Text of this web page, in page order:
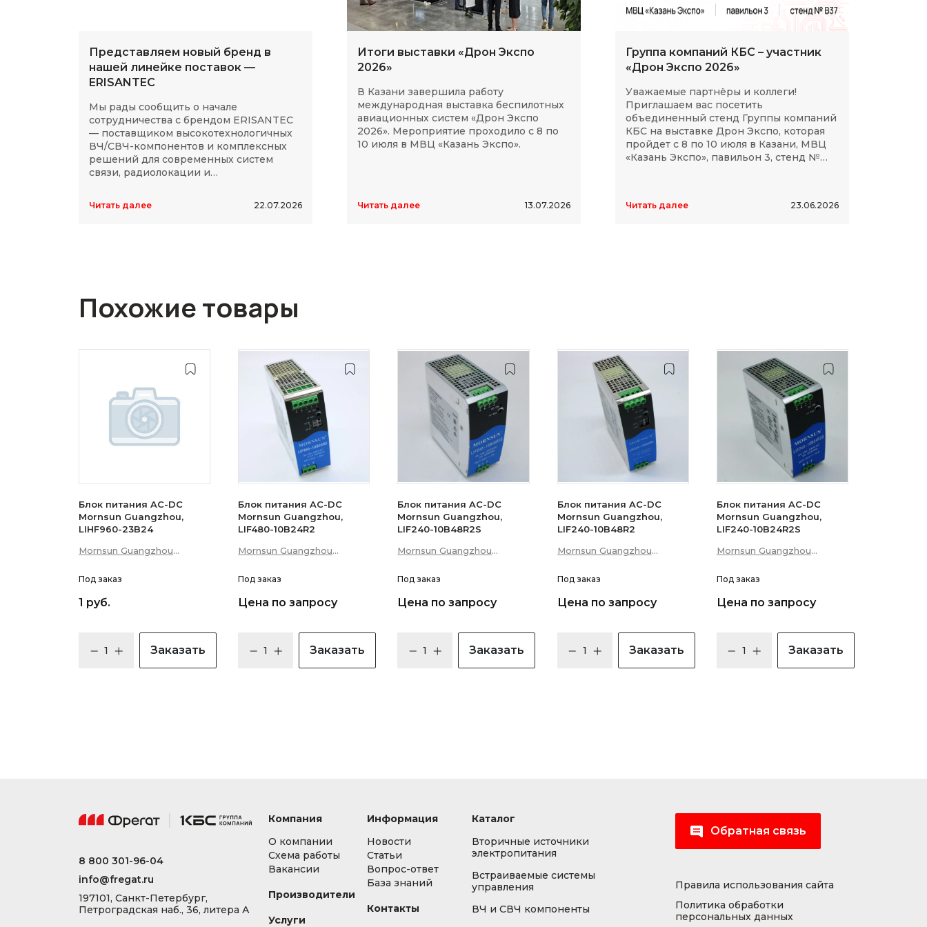
Представляем новый бренд в
нашей линейке поставок —
ERISANTEC
Мы рады сообщить о начале
сотрудничества с брендом ERISANTEC
— поставщиком высокотехнологичных
ВЧ/СВЧ-компонентов и комплексных
решений для современных систем
связи, радиолокации и
Читать далее 22.07.2026
Итоги выставки «Дрон Экспо
2026»
В Казани завершила работу
международная выставка беспилотных
авиационных систем «Дрон Экспо
2026». Мероприятие проходило с 8 по
10 июля в МВЦ «Казань Экспо».
Читать далее 13.07.2026
Группа компаний КБС – участник
«Дрон Экспо 2026»
Уважаемые партнёры и коллеги!
Приглашаем вас посетить
объединенный стенд Группы компаний
КБС на выставке Дрон Экспо, которая
пройдет с 8 по 10 июля в Казани, МВЦ
«Казань Экспо», павильон 3, стенд №
Читать далее 23.06.2026
Похожие товары
Блок питания AC-DC
Mornsun Guangzhou,
LIHF960-23B24
Mornsun Guangzhou
Co., Ltd
Под заказ
1 руб.
Заказать
Блок питания AC-DC
Mornsun Guangzhou,
LIF480-10B24R2
Mornsun Guangzhou
Co., Ltd
Под заказ
Цена по запросу
Заказать
Блок питания AC-DC
Mornsun Guangzhou,
LIF240-10B48R2S
Mornsun Guangzhou
Co., Ltd
Под заказ
Цена по запросу
Заказать
Блок питания AC-DC
Mornsun Guangzhou,
LIF240-10B48R2
Mornsun Guangzhou
Co., Ltd
Под заказ
Цена по запросу
Заказать
Блок питания AC-DC
Mornsun Guangzhou,
LIF240-10B24R2S
Mornsun Guangzhou
Co., Ltd
Под заказ
Цена по запросу
Заказать
8 800 301-96-04
info@fregat.ru
197101, Санкт-Петербург,
Петроградская наб., 36, литера А
Компания
О компании
Схема работы
Вакансии
Производители
Услуги
Информация
Новости
Статьи
Вопрос-ответ
База знаний
Контакты
Каталог
Вторичные источники
электропитания
Встраиваемые системы
управления
ВЧ и СВЧ компоненты
Обратная связь
Правила использования сайта
Политика обработки
персональных данных